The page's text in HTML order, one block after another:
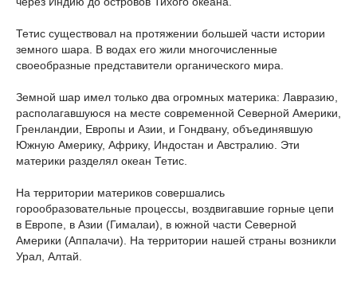
Тетис существовал на протяжении большей части истории
земного шара. В водах его жили многочисленные
своеобразные представители органического мира.
Земной шар имел только два огромных материка: Лавразию,
располагавшуюся на месте современной Северной Америки,
Гренландии, Европы и Азии, и Гондвану, объединявшую
Южную Америку, Африку, Индостан и Австралию. Эти
материки разделял океан Тетис.
На территории материков совершались
горообразовательные процессы, воздвигавшие горные цепи
в Европе, в Азии (Гималаи), в южной части Северной
Америки (Аппалачи). На территории нашей страны возникли
Урал, Алтай.